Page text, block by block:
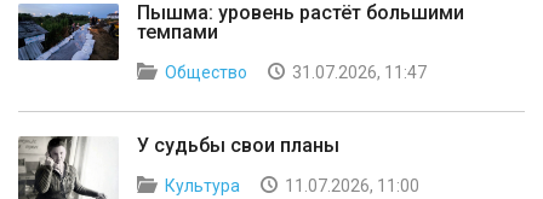
Пышма: уровень растёт большими
темпами
Общество 31.07.2026, 11:47
У судьбы свои планы
Культура 11.07.2026, 11:00